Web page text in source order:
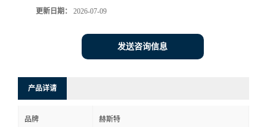
式
在
更新日期： 2026-07-09
发送咨询信息
产品详请
品牌 赫斯特